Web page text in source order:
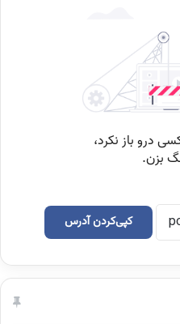
کپی‌کردن آدرس